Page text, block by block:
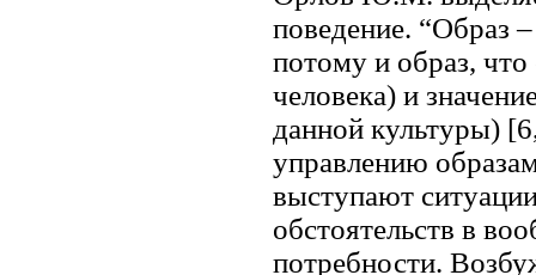
поведение. “Образ
потому и образ,
человека) и
данной культуры)
управлению
выступают
обстоятельств в
потребности.